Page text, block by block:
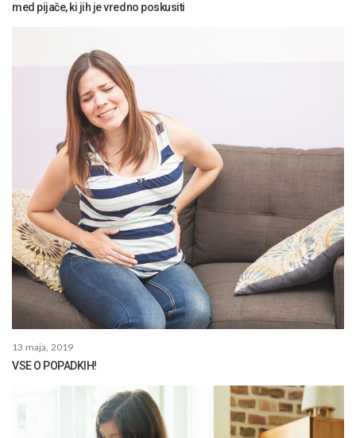
med pijače, ki jih je vredno poskusiti
13 maja, 2019
VSE O POPADKIH!